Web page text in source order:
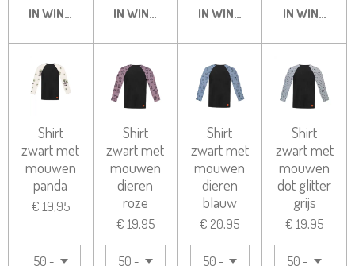
IN WINKELWAGENIN WINKELWAGENIN WINKELWAGEN
IN
Shirt
zwart met
mouwen
panda
€ 19,95
Shirt
zwart met
mouwen
dieren
roze
€ 19,95
Shirt
zwart met
mouwen
dieren
blauw
€ 20,95
Shirt
zwart met
mouwen
dot glitter
grijs
€ 19,95